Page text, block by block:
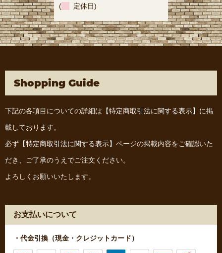
( 定休日)
Shopping Guide
下記の各項目についての詳細は 【特定商取引法に関する表示】 に掲
載しております。
必ず 【特定商取引法に関する表示】 ページの掲載内容をご確認いた
だき、ご了承のうえでご注文ください。
よろしくお願いいたします。
お支払いについて
・代金引換（現金・クレジットカード）